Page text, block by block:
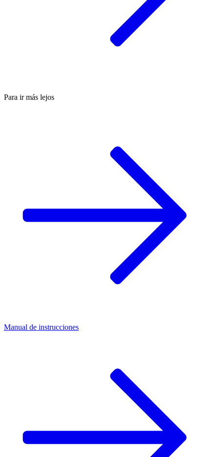
Para ir más lejos
Manual de instrucciones